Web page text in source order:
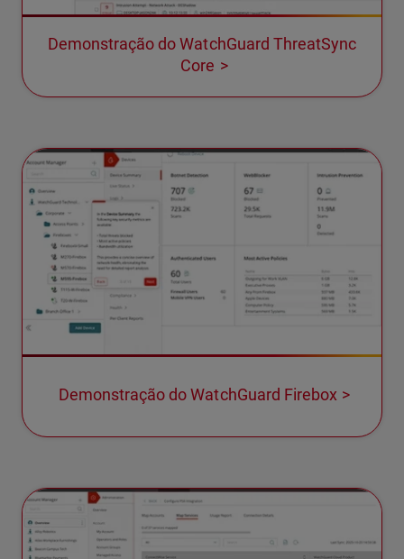
Demonstração do WatchGuard ThreatSync
Core
Demonstração do WatchGuard Firebox